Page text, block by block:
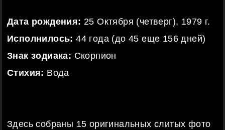
Дата рождения: 25 Октября (четверг), 1979 г.
Исполнилось: 44 года (до 45 еще 156 дней)
Знак зодиака: Скорпион
Стихия: Вода
Здесь собраны 15 оригинальных слитых фото